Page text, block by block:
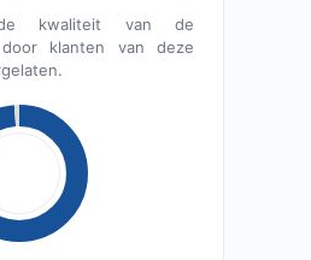
kwaliteit van de
klanten van deze